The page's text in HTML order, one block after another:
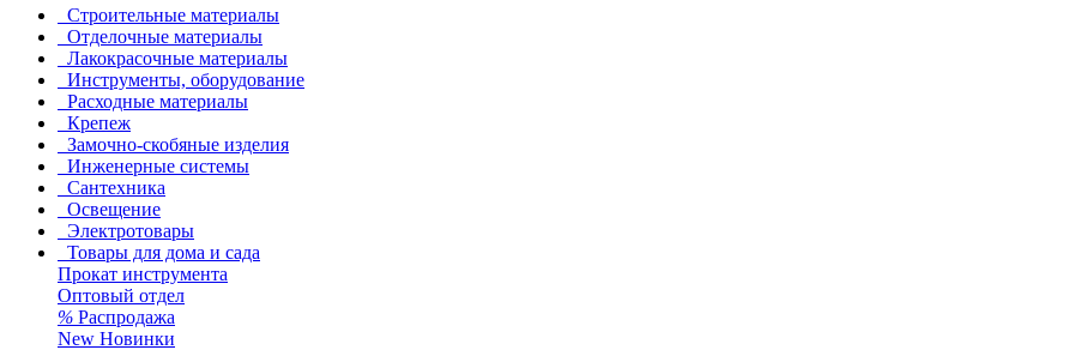
Строительные материалы
Отделочные материалы
Лакокрасочные материалы
Инструменты, оборудование
Расходные материалы
Крепеж
Замочно-скобяные изделия
Инженерные системы
Сантехника
Освещение
Электротовары
Товары для дома и сада
Прокат инструмента
Оптовый отдел
% Распродажа
New Новинки